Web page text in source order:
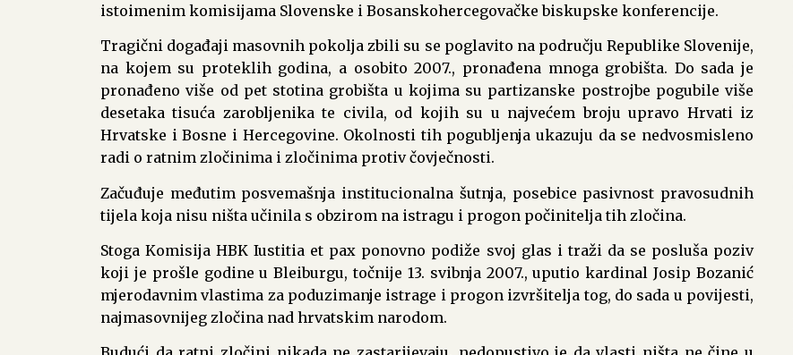
istoimenim komisijama Slovenske i Bosanskohercegovačke biskupske konferencije.
Tragični događaji masovnih pokolja zbili su se poglavito na području Republike Slovenije,
na kojem su proteklih godina, a osobito 2007., pronađena mnoga grobišta. Do sada je
pronađeno više od pet stotina grobišta u kojima su partizanske postrojbe pogubile više
desetaka tisuća zarobljenika te civila, od kojih su u najvećem broju upravo Hrvati iz
Hrvatske i Bosne i Hercegovine. Okolnosti tih pogubljenja ukazuju da se nedvosmisleno
radi o ratnim zločinima i zločinima protiv čovječnosti.
Začuđuje međutim posvemašnja institucionalna šutnja, posebice pasivnost pravosudnih
tijela koja nisu ništa učinila s obzirom na istragu i progon počinitelja tih zločina.
Stoga Komisija HBK Iustitia et pax ponovno podiže svoj glas i traži da se posluša poziv
koji je prošle godine u Bleiburgu, točnije 13. svibnja 2007., uputio kardinal Josip Bozanić
mjerodavnim vlastima za poduzimanje istrage i progon izvršitelja tog, do sada u povijesti,
najmasovnijeg zločina nad hrvatskim narodom.